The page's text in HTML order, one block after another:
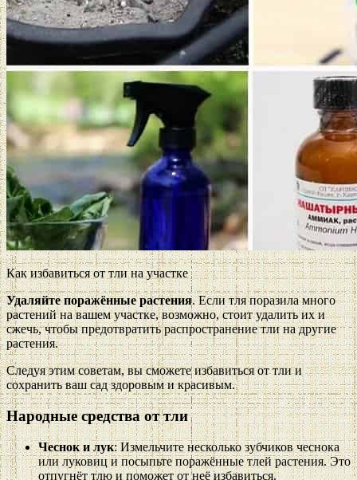
Как избавиться от тли на участке
Удаляйте поражённые растения. Если тля поразила много
растений на вашем участке, возможно, стоит удалить их и
сжечь, чтобы предотвратить распространение тли на другие
растения.
Следуя этим советам, вы сможете избавиться от тли и
сохранить ваш сад здоровым и красивым.
Народные средства от тли
Чеснок и лук: Измельчите несколько зубчиков чеснока
или луковиц и посыпьте поражённые тлей растения. Это
отпугнёт тлю и поможет от неё избавиться.